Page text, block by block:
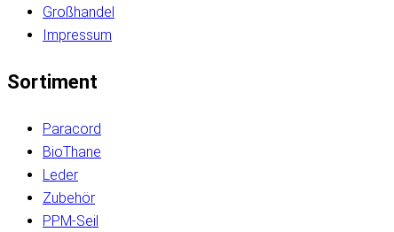
Großhandel
Impressum
Sortiment
Paracord
BioThane
Leder
Zubehör
PPM-Seil